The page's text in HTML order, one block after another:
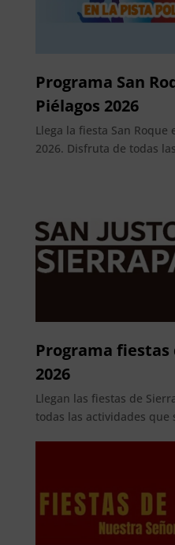
Programa San
Piélagos 2026
Llega la fiesta San Roque
2026. Disfruta de todas
Programa
2026
Llegan las fiestas de
todas las actividades que